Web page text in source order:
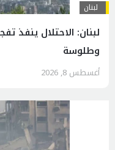
لبنان
لبنان: الاحتلال ينفذ
وطلوسة
أغسطس 8, 2026